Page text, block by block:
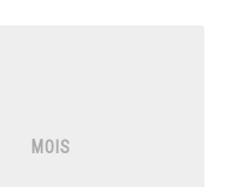
MOIS